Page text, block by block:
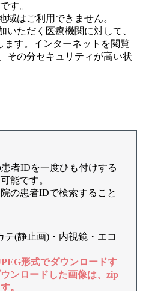
す。
はご利用できません。
ただく医療機関に対して、
ます。インターネットを閲覧
その分セキュリティが高い状
者IDを一度ひも付けする
能です。
の患者IDで検索すること
(静止画)・内視鏡・エコ
形式でダウンロードす
ンロードした画像は、zip
。